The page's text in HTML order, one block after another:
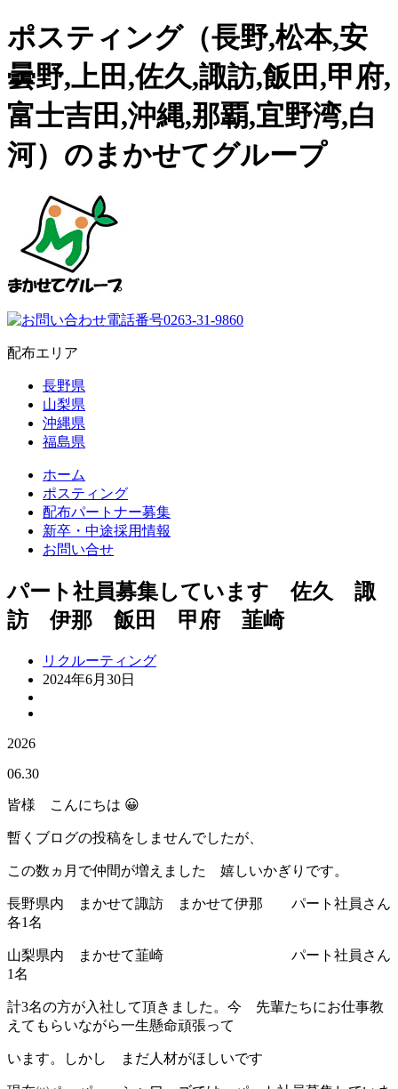
ポスティング（長野,松本,安
曇野,上田,佐久,諏訪,飯田,甲府,
富士吉田,沖縄,那覇,宜野湾,白
河）のまかせてグループ
配布エリア
長野県
山梨県
沖縄県
福島県
ホーム
ポスティング
配布パートナー募集
新卒・中途採用情報
お問い合せ
パート社員募集しています 佐久 諏
訪 伊那 飯田 甲府 韮崎
リクルーティング
2024年6月30日
2026
06.30
皆様 こんにちは 😀
暫くブログの投稿をしませんでしたが、
この数ヵ月で仲間が増えました 嬉しいかぎりです。
長野県内 まかせて諏訪 まかせて伊那 パート社員さん
各1名
山梨県内 まかせて韮崎 パート社員さん
1名
計3名の方が入社して頂きました。今 先輩たちにお仕事教
えてもらいながら一生懸命頑張って
います。しかし まだ人材がほしいです